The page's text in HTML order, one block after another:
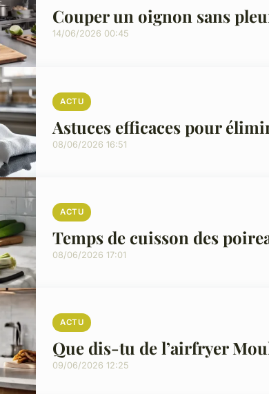
Couper un oignon sans
14/06/2026 00:45
ACTU
Astuces efficaces pour
08/06/2026 16:51
ACTU
Temps de cuisson des
08/06/2026 17:01
ACTU
Que dis-tu de l’airfryer
09/06/2026 12:25